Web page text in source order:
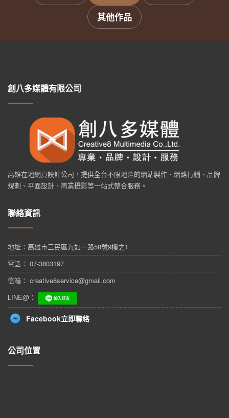
其他作品
創八多媒體有限公司
高雄在地網頁設計公司，提供全台不限地區的網站製作、網路行銷、品牌
規劃、平面設計、商業攝影等一站式整合服務。
聯絡資訊
地址： 高雄市三民區九如一路58號9樓之1
電話： 07-3803197
信箱： creative8service@gmail.com
LINE@：
Facebook立即聯絡
公司位置